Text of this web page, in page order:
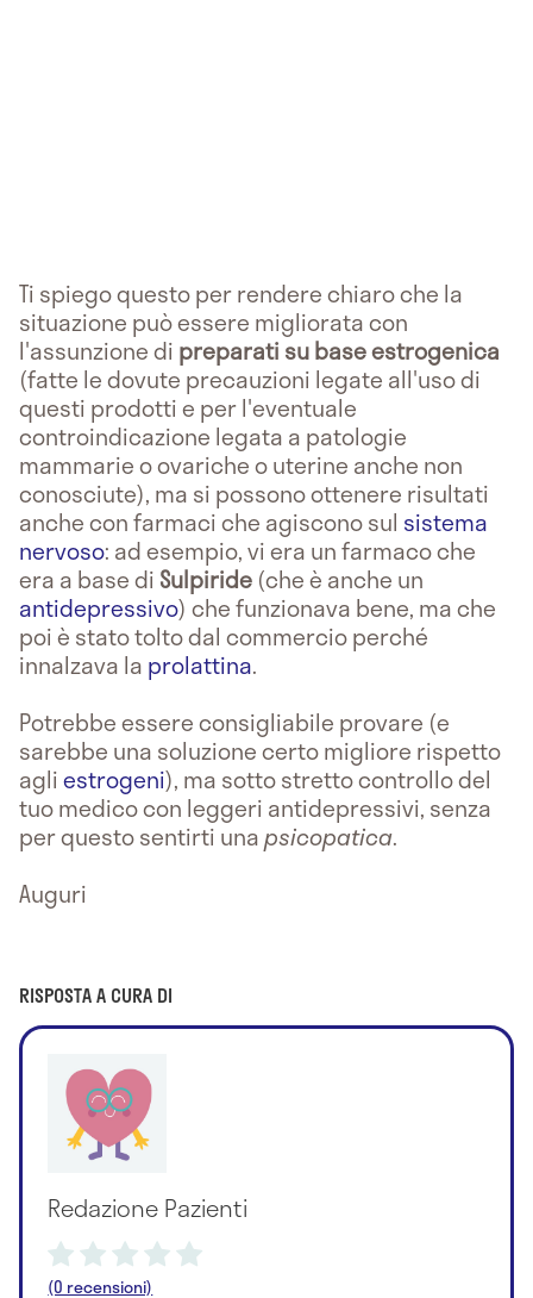
Ti spiego questo per rendere chiaro che la
situazione può essere migliorata con
l'assunzione di preparati su base estrogenica
(fatte le dovute precauzioni legate all'uso di
questi prodotti e per l'eventuale
controindicazione legata a patologie
mammarie o ovariche o uterine anche non
conosciute), ma si possono ottenere risultati
anche con farmaci che agiscono sul sistema
nervoso: ad esempio, vi era un farmaco che
era a base di Sulpiride (che è anche un
antidepressivo) che funzionava bene, ma che
poi è stato tolto dal commercio perché
innalzava la prolattina.
Potrebbe essere consigliabile provare (e
sarebbe una soluzione certo migliore rispetto
agliestrogeni), ma sotto stretto controllo del
tuo medico con leggeri antidepressivi, senza
per questo sentirti unapsicopatica.
Auguri
RISPOSTA A CURA DI
Redazione Pazienti
(0 recensioni)